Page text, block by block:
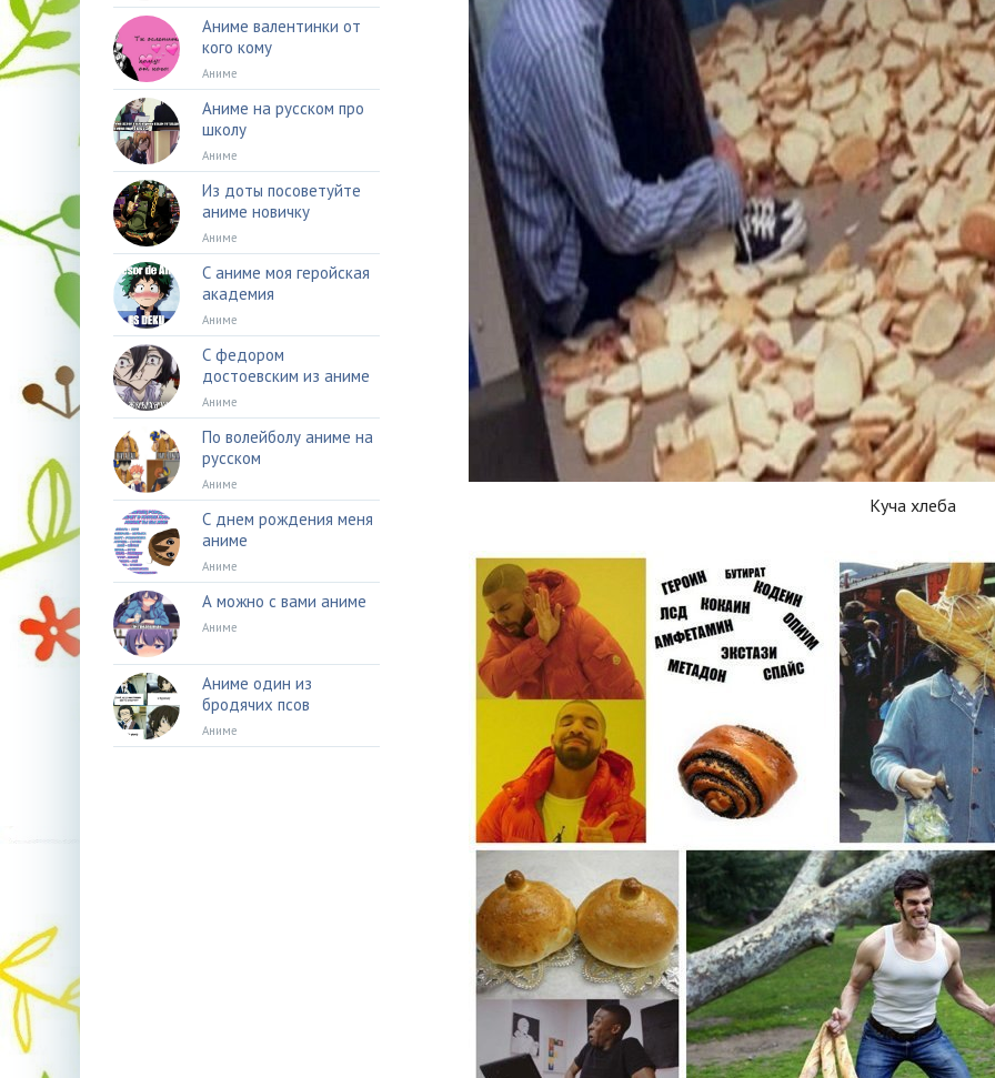
Куча хлеба
Аниме валентинки от
кого кому
Аниме
Аниме на русском про
школу
Аниме
Из доты посоветуйте
аниме новичку
Аниме
С аниме моя геройская
академия
Аниме
С федором
достоевским из аниме
Аниме
По волейболу аниме на
русском
Аниме
С днем рождения меня
аниме
Аниме
А можно с вами аниме
Аниме
Аниме один из
бродячих псов
Аниме